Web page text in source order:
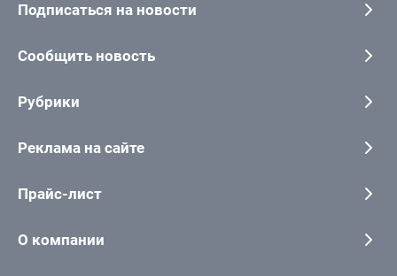
Подписаться на новости
Сообщить новость
Рубрики
Реклама на сайте
Прайс-лист
О компании